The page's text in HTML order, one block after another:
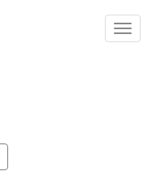
Toggle